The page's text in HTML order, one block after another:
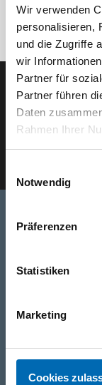
Wir verwenden
personalisieren,
und die Zugriffe
wir
Partner für
Partner führen
Daten
Rahmen Ihrer
Notwendig
Präferenzen
Statistiken
Marketing
Cookies
0316/2771-0